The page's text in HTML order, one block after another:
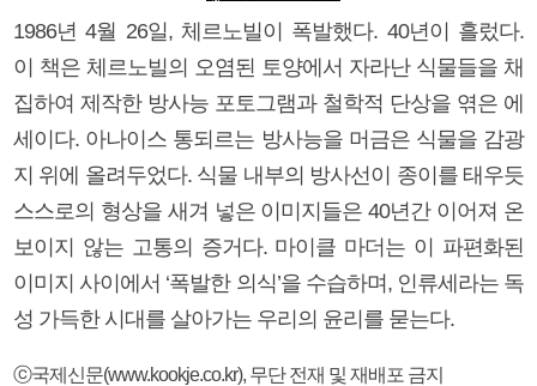
1986년 4월 26일, 체르노빌이 폭발했다. 40년이 흘렀다.
이 책은 체르노빌의 오염된 토양에서 자라난 식물들을 채
집하여 제작한 방사능 포토그램과 철학적 단상을 엮은 에
세이다. 아나이스 통되르는 방사능을 머금은 식물을 감광
지 위에 올려두었다. 식물 내부의 방사선이 종이를 태우듯
스스로의 형상을 새겨 넣은 이미지들은 40년간 이어져 온
보이지 않는 고통의 증거다. 마이클 마더는 이 파편화된
이미지 사이에서 ‘폭발한 의식’을 수습하며, 인류세라는 독
성 가득한 시대를 살아가는 우리의 윤리를 묻는다.
ⓒ국제신문(www.kookje.co.kr), 무단 전재 및 재배포 금지